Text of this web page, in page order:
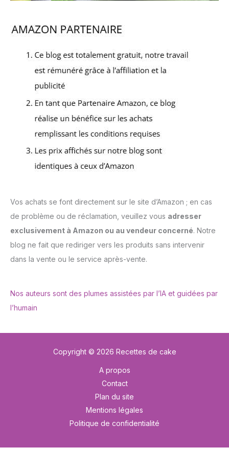
Vos achats se font directement sur le site d’Amazon ; en cas
de problème ou de réclamation, veuillez vous adresser
exclusivement à Amazon ou au vendeur concerné. Notre
blog ne fait que rediriger vers les produits sans intervenir
dans la vente ou le service après-vente.
Nos auteurs sont des plumes assistées par l’IA et guidées par
l’humain
Copyright © 2026 Recettes de cake
A propos
Contact
Plan du site
Mentions légales
Politique de confidentialité